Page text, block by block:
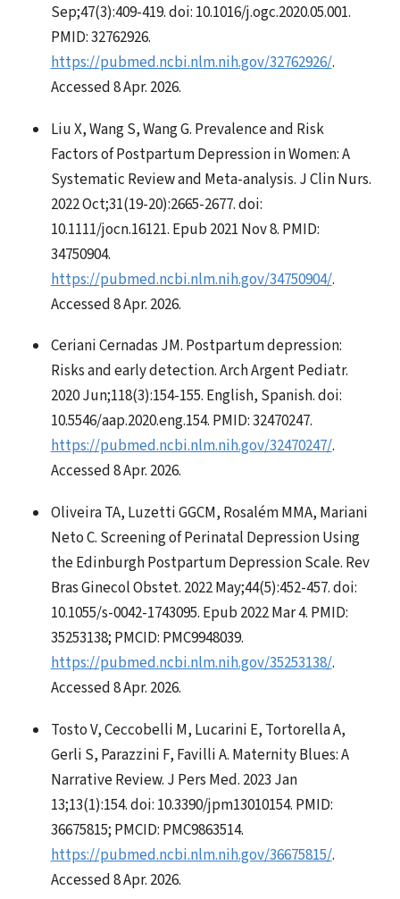
Sep;47(3):409-419. doi: 10.1016/j.ogc.2020.05.001.
PMID: 32762926.
https://pubmed.ncbi.nlm.nih.gov/32762926/.
Accessed 8 Apr. 2026.
Liu X, Wang S, Wang G. Prevalence and Risk
Factors of Postpartum Depression in Women: A
Systematic Review and Meta-analysis. J Clin Nurs.
2022 Oct;31(19-20):2665-2677. doi:
10.1111/jocn.16121. Epub 2021 Nov 8. PMID:
34750904.
https://pubmed.ncbi.nlm.nih.gov/34750904/.
Accessed 8 Apr. 2026.
Ceriani Cernadas JM. Postpartum depression:
Risks and early detection. Arch Argent Pediatr.
2020 Jun;118(3):154-155. English, Spanish. doi:
10.5546/aap.2020.eng.154. PMID: 32470247.
https://pubmed.ncbi.nlm.nih.gov/32470247/.
Accessed 8 Apr. 2026.
Oliveira TA, Luzetti GGCM, Rosalém MMA, Mariani
Neto C. Screening of Perinatal Depression Using
the Edinburgh Postpartum Depression Scale. Rev
Bras Ginecol Obstet. 2022 May;44(5):452-457. doi:
10.1055/s-0042-1743095. Epub 2022 Mar 4. PMID:
35253138; PMCID: PMC9948039.
https://pubmed.ncbi.nlm.nih.gov/35253138/.
Accessed 8 Apr. 2026.
Tosto V, Ceccobelli M, Lucarini E, Tortorella A,
Gerli S, Parazzini F, Favilli A. Maternity Blues: A
Narrative Review. J Pers Med. 2023 Jan
13;13(1):154. doi: 10.3390/jpm13010154. PMID:
36675815; PMCID: PMC9863514.
https://pubmed.ncbi.nlm.nih.gov/36675815/.
Accessed 8 Apr. 2026.